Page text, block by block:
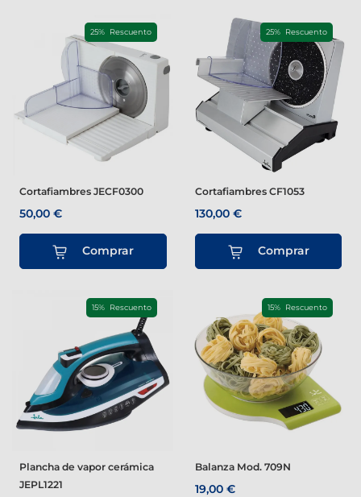
25% Rescuento
Cortafiambres JECF0300
50,00 €
Comprar
25% Rescuento
Cortafiambres CF1053
130,00 €
Comprar
15% Rescuento
Plancha de vapor cerámica
JEPL1221
15% Rescuento
Balanza Mod. 709N
19,00 €